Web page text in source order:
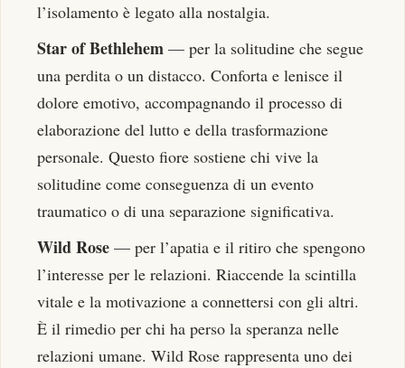
l’isolamento è legato alla nostalgia.
Star of Bethlehem — per la solitudine che segue
una perdita o un distacco. Conforta e lenisce il
dolore emotivo, accompagnando il processo di
elaborazione del lutto e della trasformazione
personale. Questo fiore sostiene chi vive la
solitudine come conseguenza di un evento
traumatico o di una separazione significativa.
Wild Rose — per l’apatia e il ritiro che spengono
l’interesse per le relazioni. Riaccende la scintilla
vitale e la motivazione a connettersi con gli altri.
È il rimedio per chi ha perso la speranza nelle
relazioni umane. Wild Rose rappresenta uno dei